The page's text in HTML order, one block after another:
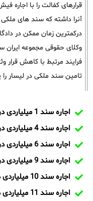
قرارهای کفالت را با اجاره
درکمترین زمان ممکن در
وکلای حقوقی مجموعه
فرایند مرتبط با کاهش قرار
تامین سند ملکی در لیسار
اجاره سند 1 میلیاردی در لیسار
اجاره سند 4 میلیاردی در لیسار
اجاره سند 6 میلیاردی در لیسار
اجاره سند 9 میلیاردی در لیسار
اجاره سند 10 میلیاردی در لیسار
اجاره سند 11 میلیاردی در لیسار